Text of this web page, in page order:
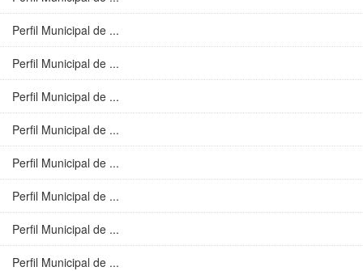
Perfil Municipal de ...
Perfil Municipal de ...
Perfil Municipal de ...
Perfil Municipal de ...
Perfil Municipal de ...
Perfil Municipal de ...
Perfil Municipal de ...
Perfil Municipal de ...